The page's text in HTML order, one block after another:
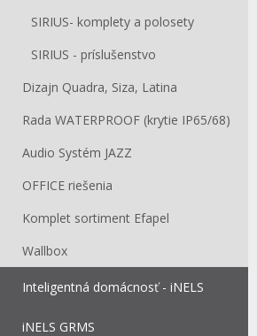
SIRIUS- komplety a polosety
SIRIUS - príslušenstvo
Dizajn Quadra, Siza, Latina
Rada WATERPROOF (krytie IP65/68)
Audio Systém JAZZ
OFFICE riešenia
Komplet sortiment Efapel
Wallbox
Inteligentná domácnosť - iNELS
iNELS GRMS